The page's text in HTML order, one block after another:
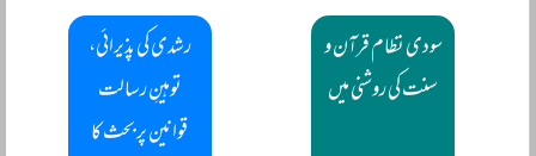
سودی نظام قرآن و
سنت کی روشنی میں
رشدی کی پذیرائی،
توہینِ رسالت
قوانین پر بحث کا